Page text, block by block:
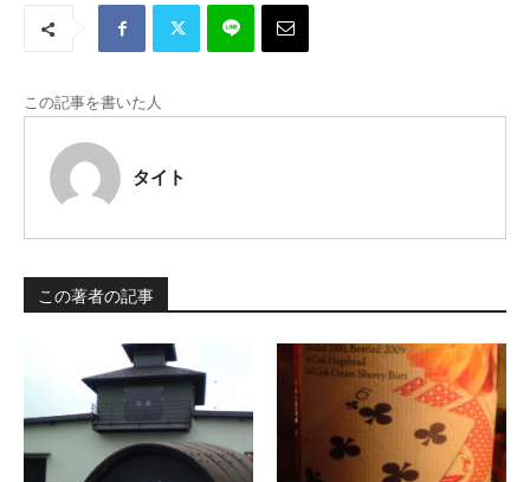
この記事を書いた人
タイト
この著者の記事